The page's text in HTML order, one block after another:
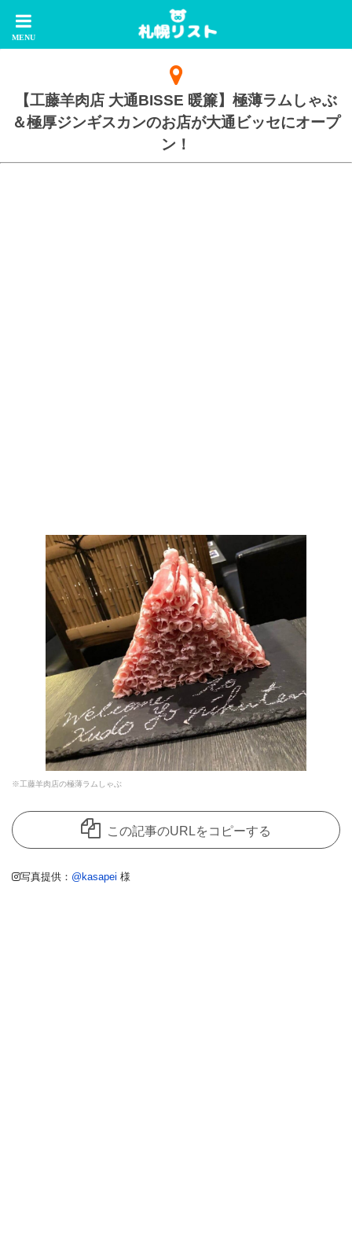
【工藤羊肉店 大通BISSE 暖簾】極薄ラムしゃぶ
＆極厚ジンギスカンのお店が大通ビッセにオープ
ン！
※工藤羊肉店の極薄ラムしゃぶ
この記事のURLをコピーする
写真提供： @kasapei 様